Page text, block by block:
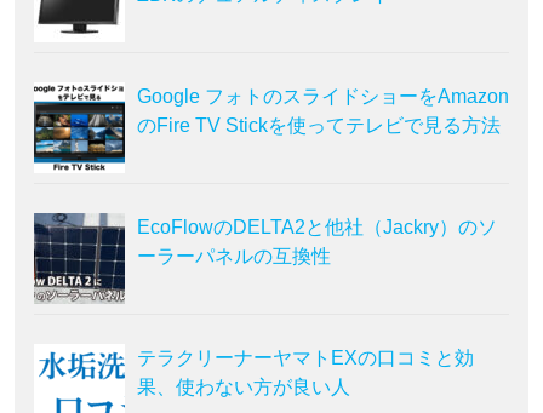
Google フォトのスライドショーをAmazon
のFire TV Stickを使ってテレビで見る方法
EcoFlowのDELTA2と他社（Jackry）のソ
ーラーパネルの互換性
テラクリーナーヤマトEXの口コミと効
果、使わない方が良い人